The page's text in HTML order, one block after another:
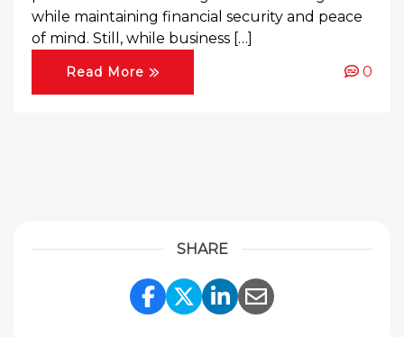
while maintaining financial security and peace
of mind. Still, while business […]
Read More 0
SHARE
Share Link to Facebook
Share Link to
Share Link to
Share Link to